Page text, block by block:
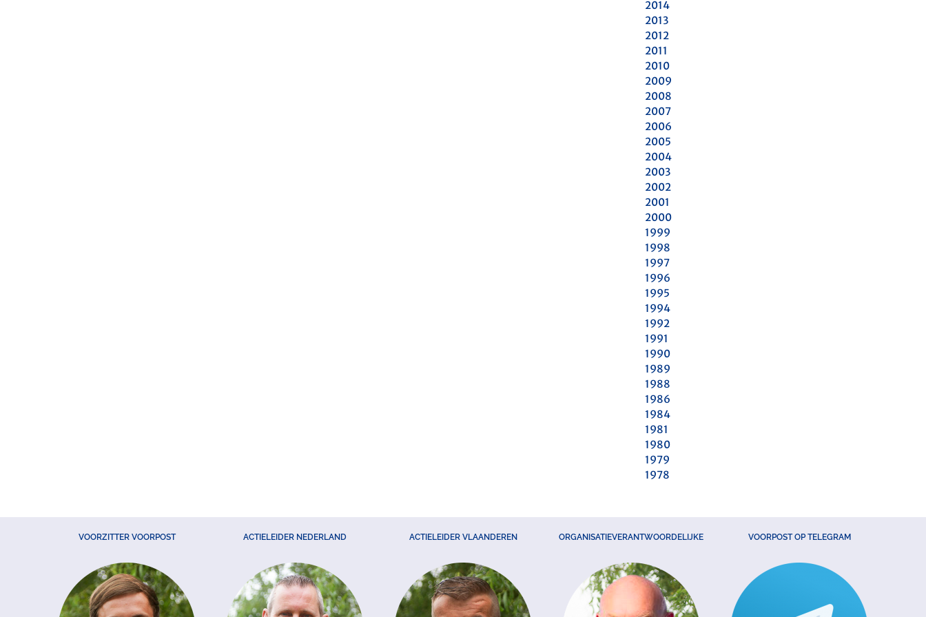
2014
2013
2012
2011
2010
2009
2008
2007
2006
2005
2004
2003
2002
2001
2000
1999
1998
1997
1996
1995
1994
1992
1991
1990
1989
1988
1986
1984
1981
1980
1979
1978
VOORZITTER VOORPOST ACTIELEIDER NEDERLAND ACTIELEIDER VLAANDEREN ORGANISATIEVERANTWOORDELIJKE VOORPOST OP TELEGRAM